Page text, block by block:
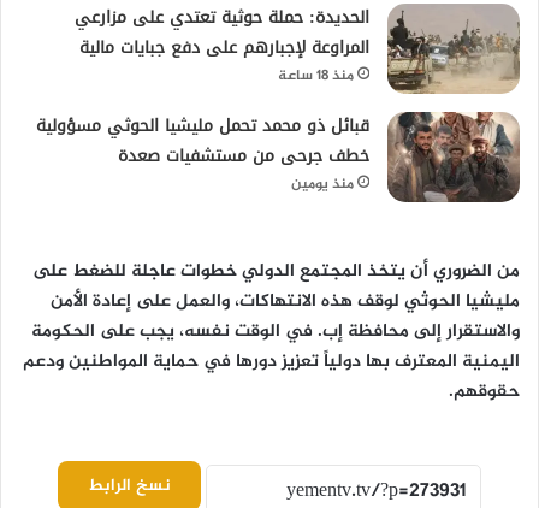
الحديدة: حملة حوثية تعتدي على مزارعي
المراوعة لإجبارهم على دفع جبايات مالية
منذ 18 ساعة
قبائل ذو محمد تحمل مليشيا الحوثي مسؤولية
خطف جرحى من مستشفيات صعدة
منذ يومين
من الضروري أن يتخذ المجتمع الدولي خطوات عاجلة للضغط على
مليشيا الحوثي لوقف هذه الانتهاكات، والعمل على إعادة الأمن
والاستقرار إلى محافظة إب. في الوقت نفسه، يجب على الحكومة
اليمنية المعترف بها دولياً تعزيز دورها في حماية المواطنين ودعم
حقوقهم.
نسخ الرابط